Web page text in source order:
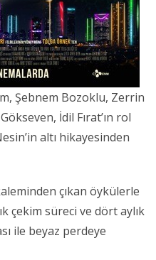
Şebnem Bozoklu, Zerrin
İdil Fırat’ın rol
altı hikayesinden
çıkan öykülerle
çekim süreci ve dört aylık
ile beyaz perdeye